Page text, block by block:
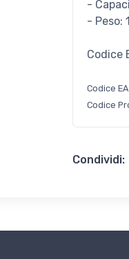
-
- Peso:
Codice
Codice
Codice
Condividi: